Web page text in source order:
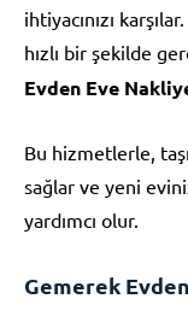
ihtiyacınızı
hızlı bir şekilde
Evden Eve
Bu hizmetlerle,
sağlar ve yeni
yardımcı olur.
Gemerek